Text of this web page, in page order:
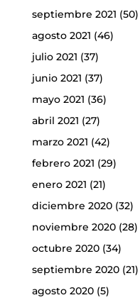
septiembre 2021 (50)
agosto 2021 (46)
julio 2021 (37)
junio 2021 (37)
mayo 2021 (36)
abril 2021 (27)
marzo 2021 (42)
febrero 2021 (29)
enero 2021 (21)
diciembre 2020(32)
noviembre 2020(28)
octubre 2020(34)
septiembre 2020(21)
agosto 2020(5)